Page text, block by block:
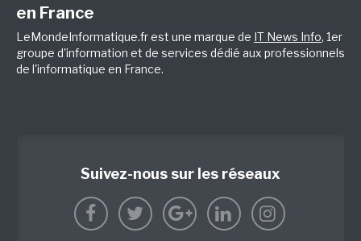
en France
LeMondeInformatique.fr est une marque de IT News Info, 1er
groupe d'information et de services dédié aux professionnels
de l'informatique en France.
Suivez-nous sur les réseaux